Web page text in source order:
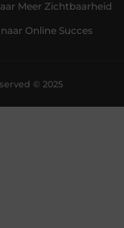
Meer Zichtbaarheid
Online Succes
© 2025